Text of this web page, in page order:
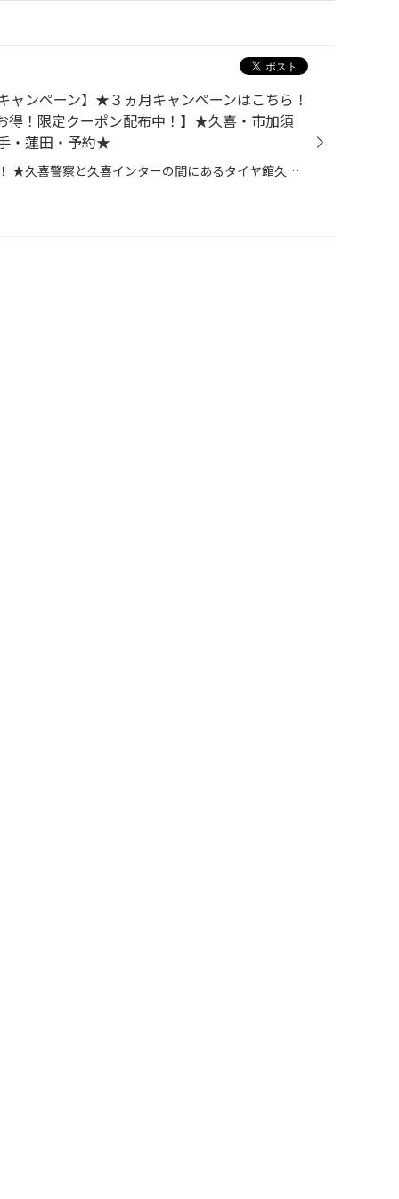
ャンペーン】★３ヵ月キャンペーンはこちら！
得！限定クーポン配布中！】★久喜・市加須
・蓮田・予約★
皆さま、こんにちは！こんばんは！ ★久喜警察と久喜インターの間にあるタイヤ館久喜です★ いつも当店WEBをご覧いただきありがとうございます！ 今回はアプリ会員様向けに、愛車のメンテナンスがお得になるキャンペーンのご案内です！ お出かけ前の準備や点検に、お出かけ後のメンテナンスに是非ご利...